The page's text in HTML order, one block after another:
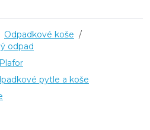
Odpadkové koše /
odpad
Plafor
pytle a koše